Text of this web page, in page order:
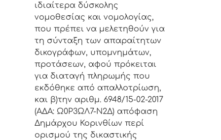
ιδιαίτερα δύσκολης
νομοθεσίας και νομολογίας,
που πρέπει να μελετηθούν για
τη σύνταξη των απαραίτητων
δικογράφων, υπομνημάτων,
προτάσεων, αφού πρόκειται
για διαταγή πληρωμής που
εκδόθηκε από απαλλοτρίωση,
και β)την αριθμ. 6948/15-02-2017
(ΑΔΑ: Ω0Ρ3ΩΛ7-Ν2Δ) απόφαση
Δημάρχου Κορινθίων περί
ορισμού της δικαστικής